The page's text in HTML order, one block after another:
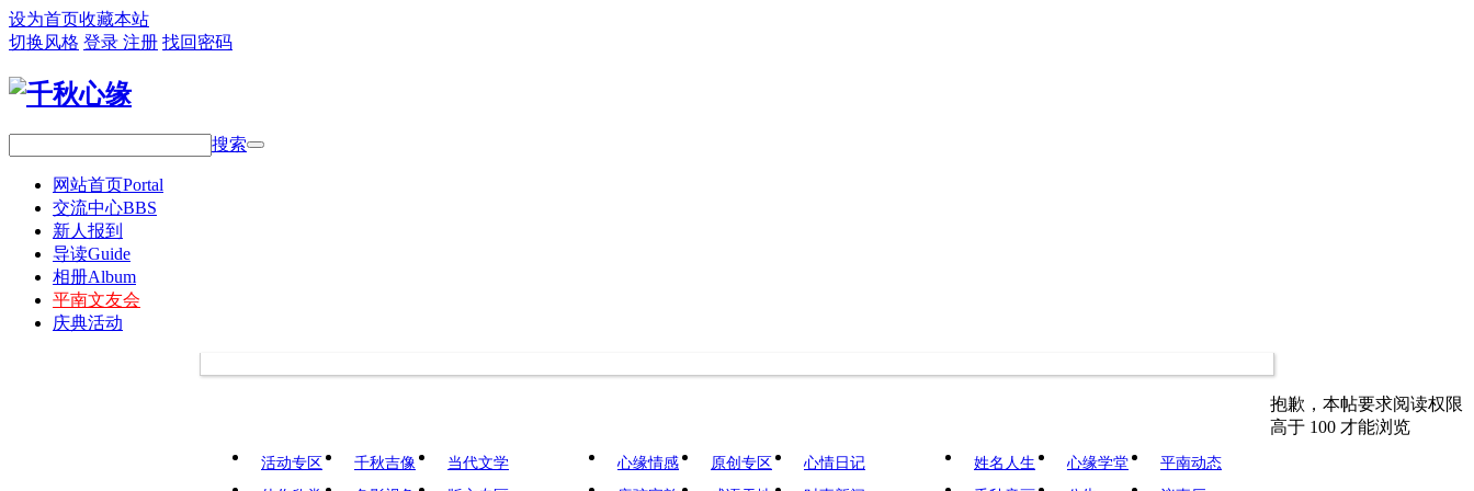
设为首页收藏本站
切换风格 登录 注册 找回密码
搜索
网站首页Portal
交流中心BBS
新人报到
导读Guide
相册Album
平南文友会
庆典活动
活动专区 千秋吉像
当代文学
心缘情感 原创专区
心情日记
姓名人生 心缘学堂
平南动态
抱歉，本帖要求阅读权限
高于 100 才能浏览